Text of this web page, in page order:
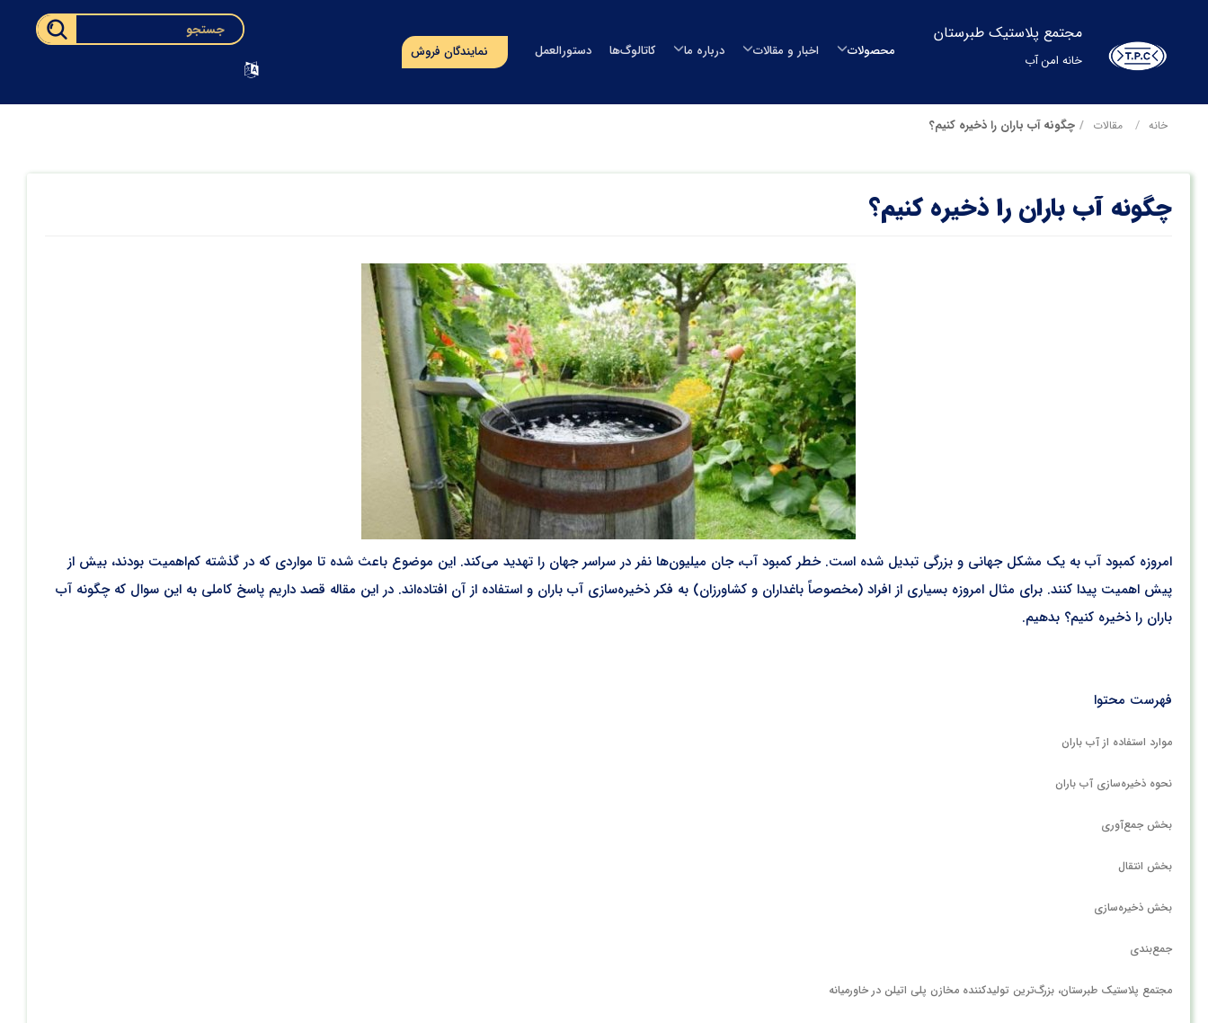
مجتمع پلاستیک طبرستان
خانه امن آب
محصولات
بشکه‌های بسته‌بندی
گلدان لنوس
محصولات آذین
سایر محصولات
اخبار و مقالات
درباره ما
کاتالوگ‌ها دستورالعمل نمایندگان فروش
خانه مقالات چگونه آب باران را ذخیره کنیم؟
چگونه آب باران را ذخیره کنیم؟
امروزه کمبود آب به یک مشکل جهانی و بزرگی تبدیل شده است. خطر کمبود آب، جان میلیون‌ها نفر در سراسر جهان را تهدید می‌کند. این موضوع باعث شده تا مواردی که در گذشته کم‌اهمیت بودند، بیش از
پیش اهمیت پیدا کنند. برای مثال امروزه بسیاری از افراد (مخصوصاً باغداران و کشاورزان) به فکر ذخیره‌سازی آب باران و استفاده از آن افتاده‌اند. در این مقاله قصد داریم پاسخ کاملی به این سوال که چگونه آب
باران را ذخیره کنیم؟ بدهیم.
فهرست محتوا
موارد استفاده از آب باران
نحوه ذخیره‌سازی آب باران
بخش جمع‌آوری
بخش انتقال
بخش ذخیره‌سازی
جمع‌بندی
مجتمع پلاستیک طبرستان، بزرگ‌ترین تولیدکننده مخازن پلی اتیلن در خاورمیانه